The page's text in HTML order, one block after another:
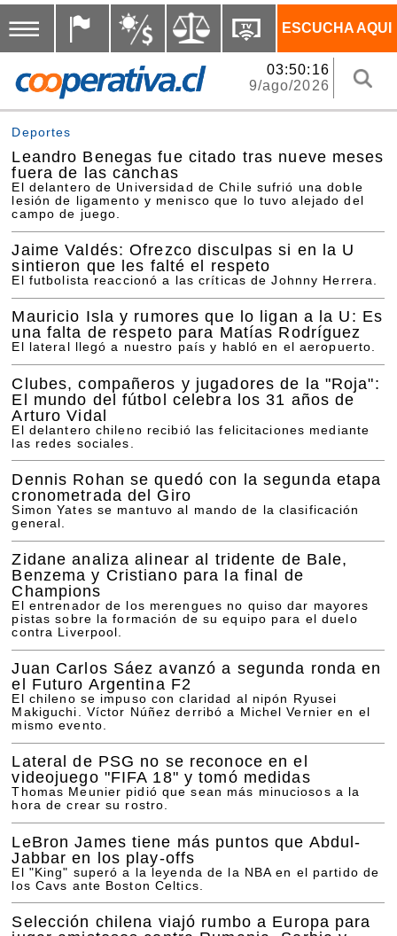
ESCUCHA AQUI
03:50:16
9/ago/2026
Deportes
Leandro Benegas fue citado tras nueve meses
fuera de las canchas
El delantero de Universidad de Chile sufrió una doble
lesión de ligamento y menisco que lo tuvo alejado del
campo de juego.
Jaime Valdés: Ofrezco disculpas si en la U
sintieron que les falté el respeto
El futbolista reaccionó a las críticas de Johnny Herrera.
Mauricio Isla y rumores que lo ligan a la U: Es
una falta de respeto para Matías Rodríguez
El lateral llegó a nuestro país y habló en el aeropuerto.
Clubes, compañeros y jugadores de la "Roja":
El mundo del fútbol celebra los 31 años de
Arturo Vidal
El delantero chileno recibió las felicitaciones mediante
las redes sociales.
Dennis Rohan se quedó con la segunda etapa
cronometrada del Giro
Simon Yates se mantuvo al mando de la clasificación
general.
Zidane analiza alinear al tridente de Bale,
Benzema y Cristiano para la final de
Champions
El entrenador de los merengues no quiso dar mayores
pistas sobre la formación de su equipo para el duelo
contra Liverpool.
Juan Carlos Sáez avanzó a segunda ronda en
el Futuro Argentina F2
El chileno se impuso con claridad al nipón Ryusei
Makiguchi. Víctor Núñez derribó a Michel Vernier en el
mismo evento.
Lateral de PSG no se reconoce en el
videojuego "FIFA 18" y tomó medidas
Thomas Meunier pidió que sean más minuciosos a la
hora de crear su rostro.
LeBron James tiene más puntos que Abdul-
Jabbar en los play-offs
El "King" superó a la leyenda de la NBA en el partido de
los Cavs ante Boston Celtics.
Selección chilena viajó rumbo a Europa para